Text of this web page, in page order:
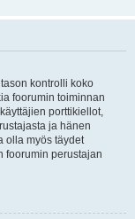
kontrolli koko
foorumin toiminnan
porttikiellot,
ja hänen
olla myös täydet
foorumin perustajan